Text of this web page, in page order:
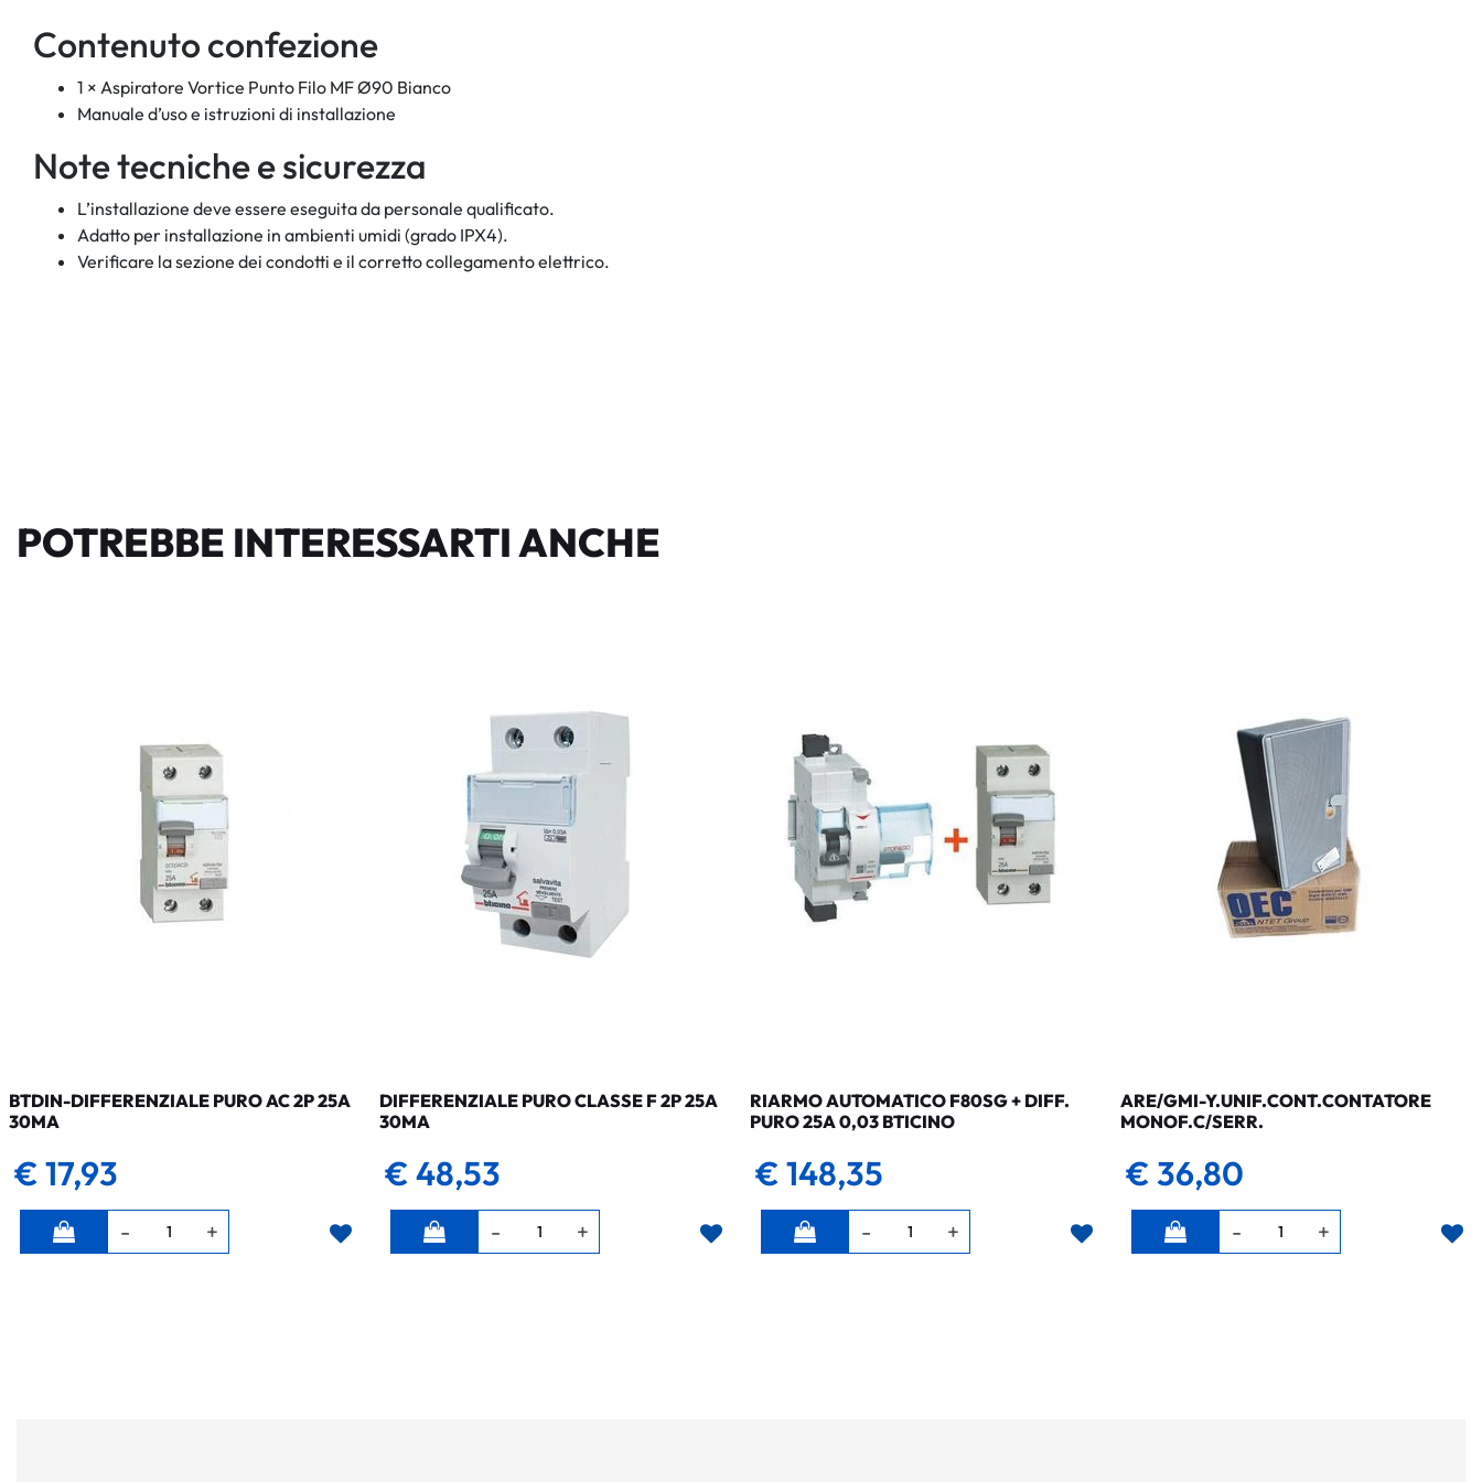
Contenuto confezione
1 × Aspiratore Vortice Punto Filo MF Ø90 Bianco
Manuale d’uso e istruzioni di installazione
Note tecniche e sicurezza
L’installazione deve essere eseguita da personale qualificato.
Adatto per installazione in ambienti umidi (grado IPX4).
Verificare la sezione dei condotti e il corretto collegamento elettrico.
POTREBBE INTERESSARTI ANCHE
BTDIN-DIFFERENZIALE PURO AC 2P 25A
30MA
€ 17,93
Quantità
DIFFERENZIALE PURO CLASSE F 2P 25A
30MA
€ 48,53
Quantità
RIARMO AUTOMATICO F80SG + DIFF.
PURO 25A 0,03 BTICINO
€ 148,35
Quantità
ARE/GMI-Y.UNIF.CONT.CONTATORE
MONOF.C/SERR.
€ 36,80
Quantità